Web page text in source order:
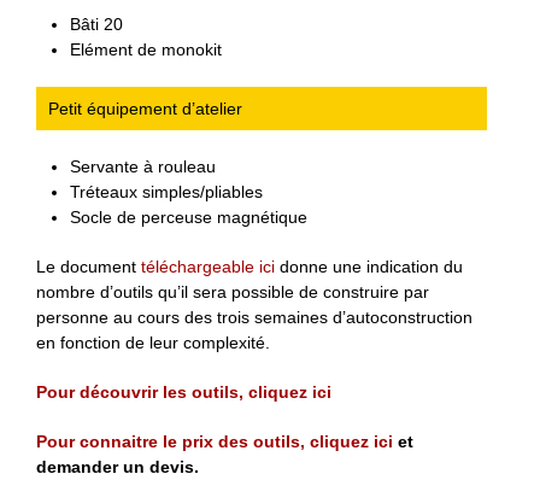
Bâti 20
Elément de monokit
Petit équipement d’atelier
Servante à rouleau
Tréteaux simples/pliables
Socle de perceuse magnétique
Le document téléchargeable ici donne une indication du
nombre d’outils qu’il sera possible de construire par
personne au cours des trois semaines d’autoconstruction
en fonction de leur complexité.
Pour découvrir les outils, cliquez ici
Pour connaitre le prix des outils, cliquez ici et
demander un devis.